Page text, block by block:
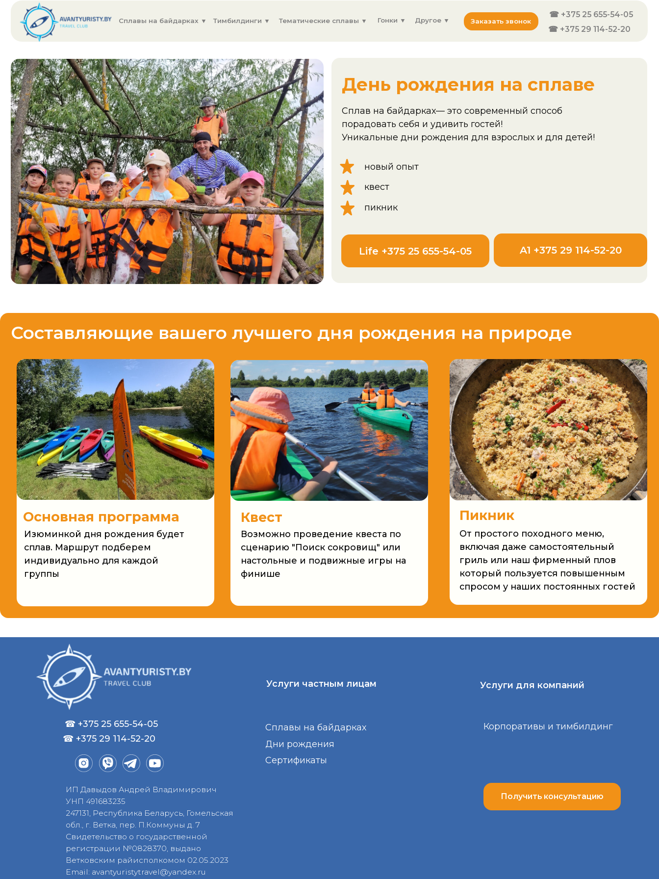
Заказать звонок
Тимбилдинги ▼ Другое ▼
Тематические сплавы ▼
Сплавы на байдарках ▼
☎ +375 29 114-52-20
☎ +375 25 655-54-05
День рождения на сплаве
Сплав на байдарках— это современный способ
порадовать себя и удивить гостей!
Уникальные дни рождения для взрослых и для детей!
Life +375 25 655-54-05
пикник
квест
От простого походного меню,
включая даже самостоятельный
гриль или наш фирменный плов
который пользуется повышенным
Пикник
Возможно проведение квеста по
сценарию "Поиск сокровищ" или
настольные и подвижные игры на
финише
Квест
Изюминкой дня рождения будет
сплав. Маршрут подберем
индивидуально для каждой
группы
Основная программа
ИП Давыдов Андрей Владимирович
247131, Республика Беларусь, Гомельская
обл., г. Ветка, пер. П.Коммуны д. 7
регистрации №0828370, выдано
Ветковским райисполкомом 02.05.2023
2025 © avantyuristy.by
Сертификаты
☎ +375 29 114-52-20
☎ +375 25 655-54-05